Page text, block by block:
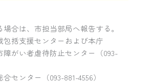
合は、市担当部局へ報告する。
括支援センターおよび本庁
がい者虐待防止センター（093-
センター（093-881-4556）